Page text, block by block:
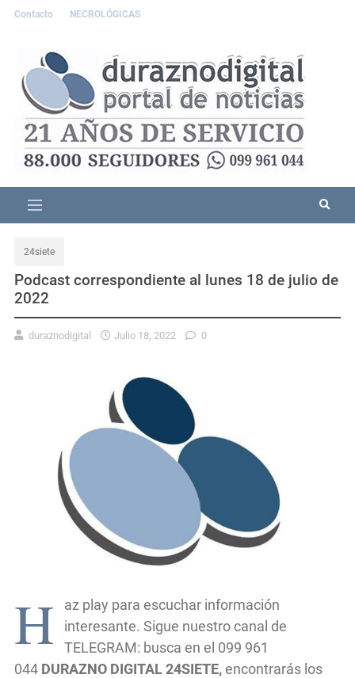
Contacto NECROLÓGICAS
24siete
Podcast correspondiente al lunes 18 de julio de
2022
duraznodigital Julio 18, 2022 0
H
az play para escuchar información
interesante. Sigue nuestro canal de
TELEGRAM: busca en el 099 961
044 DURAZNO DIGITAL 24SIETE, encontrarás los